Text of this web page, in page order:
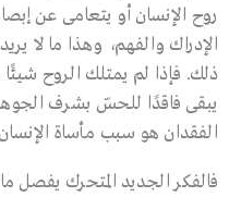
روح الإنسان أو يتعامى عن
الإدراك والفهم، وهذا ما لا
ذلك. فإذا لم يمتلك الروح
يبقى فاقدًا للحسّ بشرف
الفقدان هو سبب مأساة
فالفكر الجديد المتحرك يفصل